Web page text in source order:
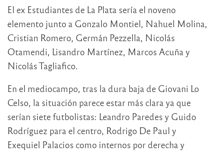
El ex Estudiantes de La Plata sería el noveno
elemento junto a Gonzalo Montiel, Nahuel Molina,
Cristian Romero, Germán Pezzella, Nicolás
Otamendi, Lisandro Martínez, Marcos Acuña y
Nicolás Tagliafico.
En el mediocampo, tras la dura baja de Giovani Lo
Celso, la situación parece estar más clara ya que
serían siete futbolistas: Leandro Paredes y Guido
Rodríguez para el centro, Rodrigo De Paul y
Exequiel Palacios como internos por derecha y